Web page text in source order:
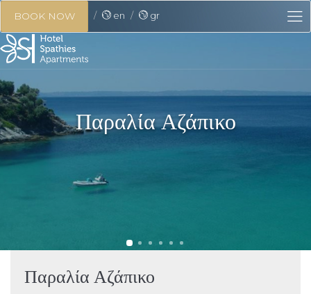
BOOK NOW en gr
Παραλία Αζάπικο
Παραλία Αζάπικο